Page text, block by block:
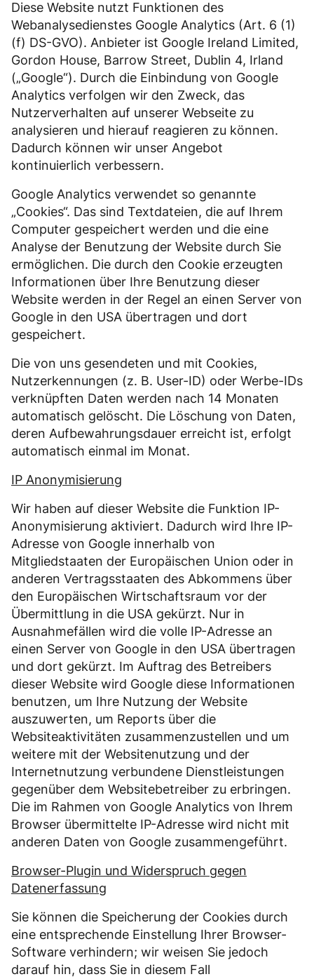
Diese Website nutzt Funktionen des
Webanalysedienstes Google Analytics (Art. 6 (1)
(f) DS-GVO). Anbieter ist Google Ireland Limited,
Gordon House, Barrow Street, Dublin 4, Irland
(„Google“). Durch die Einbindung von Google
Analytics verfolgen wir den Zweck, das
Nutzerverhalten auf unserer Webseite zu
analysieren und hierauf reagieren zu können.
Dadurch können wir unser Angebot
kontinuierlich verbessern.
Google Analytics verwendet so genannte
„Cookies“. Das sind Textdateien, die auf Ihrem
Computer gespeichert werden und die eine
Analyse der Benutzung der Website durch Sie
ermöglichen. Die durch den Cookie erzeugten
Informationen über Ihre Benutzung dieser
Website werden in der Regel an einen Server von
Google in den USA übertragen und dort
gespeichert.
Die von uns gesendeten und mit Cookies,
Nutzerkennungen (z. B. User-ID) oder Werbe-IDs
verknüpften Daten werden nach 14 Monaten
automatisch gelöscht. Die Löschung von Daten,
deren Aufbewahrungsdauer erreicht ist, erfolgt
automatisch einmal im Monat.
IP Anonymisierung
Wir haben auf dieser Website die Funktion IP-
Anonymisierung aktiviert. Dadurch wird Ihre IP-
Adresse von Google innerhalb von
Mitgliedstaaten der Europäischen Union oder in
anderen Vertragsstaaten des Abkommens über
den Europäischen Wirtschaftsraum vor der
Übermittlung in die USA gekürzt. Nur in
Ausnahmefällen wird die volle IP-Adresse an
einen Server von Google in den USA übertragen
und dort gekürzt. Im Auftrag des Betreibers
dieser Website wird Google diese Informationen
benutzen, um Ihre Nutzung der Website
auszuwerten, um Reports über die
Websiteaktivitäten zusammenzustellen und um
weitere mit der Websitenutzung und der
Internetnutzung verbundene Dienstleistungen
gegenüber dem Websitebetreiber zu erbringen.
Die im Rahmen von Google Analytics von Ihrem
Browser übermittelte IP-Adresse wird nicht mit
anderen Daten von Google zusammengeführt.
Browser-Plugin und Widerspruch gegen
Datenerfassung
Sie können die Speicherung der Cookies durch
eine entsprechende Einstellung Ihrer Browser-
Software verhindern; wir weisen Sie jedoch
darauf hin, dass Sie in diesem Fall